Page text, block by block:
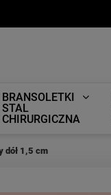
BRANSOLETKI
STAL
CHIRURGICZNA
dół 1,5 cm